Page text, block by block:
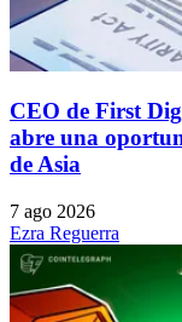
CEO de First
abre una
de Asia
7 ago 2026
Ezra Reguerra